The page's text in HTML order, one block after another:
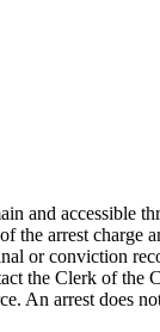
accessible
arrest
or conviction
the Clerk of the
An arrest does